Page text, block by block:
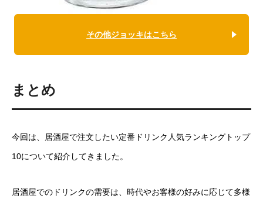
その他ジョッキはこちら
まとめ
今回は、居酒屋で注文したい定番ドリンク人気ランキングトップ
10について紹介してきました。
居酒屋でのドリンクの需要は、時代やお客様の好みに応じて多様